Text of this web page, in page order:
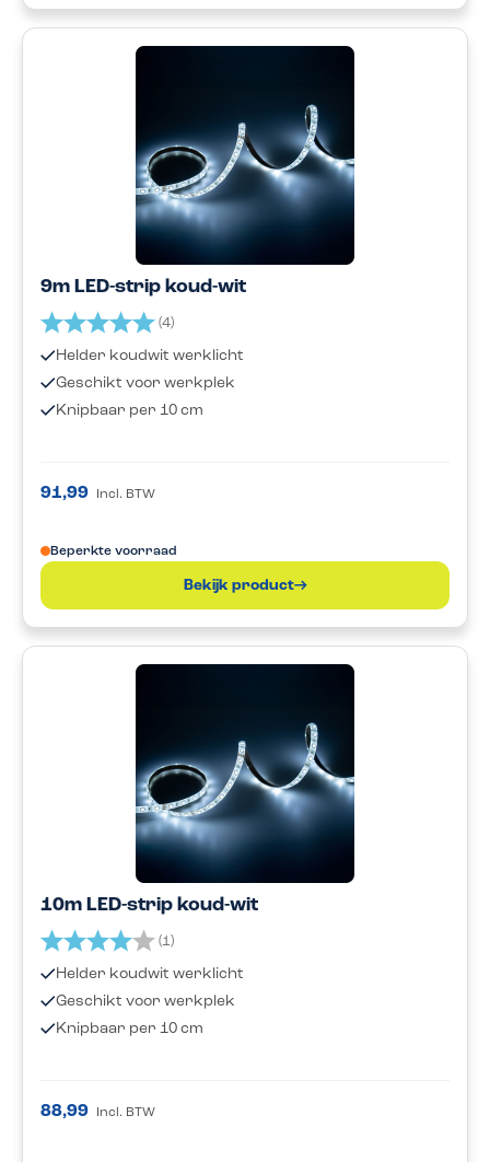
9m LED-strip koud-wit
Beoordeling: (4)
Helder koudwit werklicht
Geschikt voor werkplek
Knipbaar per 10 cm
91,99 Incl. BTW
Beperkte voorraad
Bekijk product
10m LED-strip koud-wit
Beoordeling: (1)
Helder koudwit werklicht
Geschikt voor werkplek
Knipbaar per 10 cm
88,99 Incl. BTW